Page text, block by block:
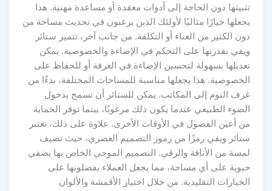
تثبيتها دون الحاجة إلى أدوات معقدة أو مساعدة مهنية. هذا
يجعلها خيارًا مثاليًا لأولئك الذين يرغبون في تحديث مساحة من
دون الكثير من العناء أو التكلفة. من جانب آخر، تتميز ستائر
ويفي بقدرتها على التحكم في الإضاءة والخصوصية. يمكن
تعديلها بسهولة لتحسين الإضاءة في الغرفة أو للحفاظ على
الخصوصية. هذا يجعلها مناسبة للمساحات المختلفة، بدءًا من
غرف النوم إلى المكاتب. يمكن للستائر أن تسمح بدخول
الضوء الطبيعي عندما يكون ذلك مرغوبًا، بينما توفر الحماية
من أعين الفضول في الأوقات الأخرى. علاوة على ذلك، تعتبر
ستائر ويفي رمزًا من رموز التصميم العصري، حيث تضيف
لمسة من الأناقة والرقي. التصميم الموجي الخاص بها يضفي
حيوية على أي مساحة، مما يجعل العملاء يفضلونها على
الخيارات التقليدية. من خلال اختيار الأقمشة والألوان